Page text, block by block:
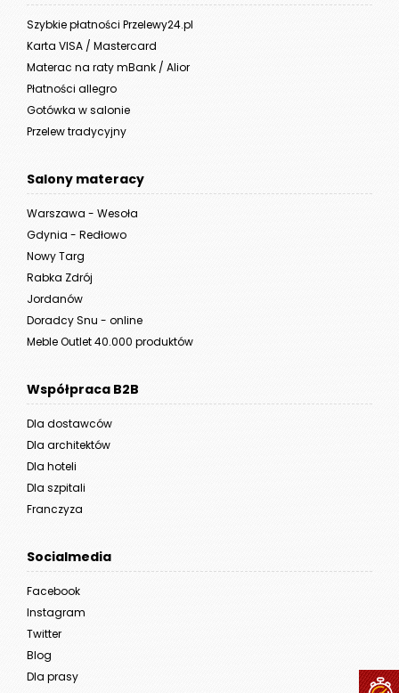
Szybkie płatności Przelewy24.pl
Karta VISA / Mastercard
Materac na raty mBank / Alior
Płatności allegro
Gotówka w salonie
Przelew tradycyjny
Salony materacy
Warszawa - Wesoła
Gdynia - Redłowo
Nowy Targ
Rabka Zdrój
Jordanów
Doradcy Snu - online
Meble Outlet 40.000 produktów
Współpraca B2B
Dla dostawców
Dla architektów
Dla hoteli
Dla szpitali
Franczyza
Socialmedia
Facebook
Instagram
Twitter
Blog
Dla prasy